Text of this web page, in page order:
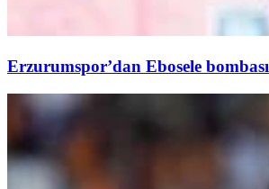
Erzurumspor’dan Ebosele bombası